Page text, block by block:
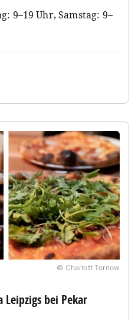
9–19 Uhr, Samstag: 9–
© Charlott Tornow
Leipzigs bei Pekar